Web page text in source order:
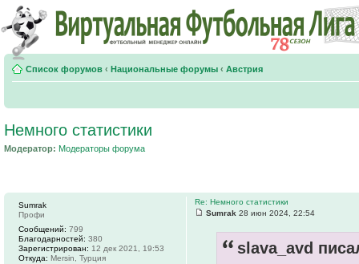
Список форумов ‹ Национальные форумы ‹ Австрия
Немного статистики
Модератор: Модераторы форума
Re: Немного статистики
Sumrak 28 июн 2024, 22:54
slava_avd
Sumrak
Профи
Сообщений: 799
Благодарностей: 380
Зарегистрирован: 12 дек 2021, 19:53
Откуда: Mersin, Турция